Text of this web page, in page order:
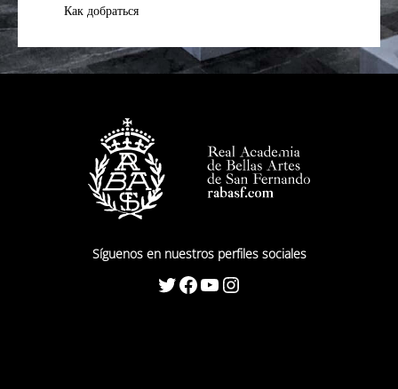
Как добраться
Síguenos en nuestros perfiles sociales
Twitter Facebook YouTube Instagram